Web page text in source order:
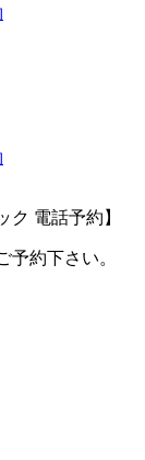
ク 電話予約】
予約下さい。